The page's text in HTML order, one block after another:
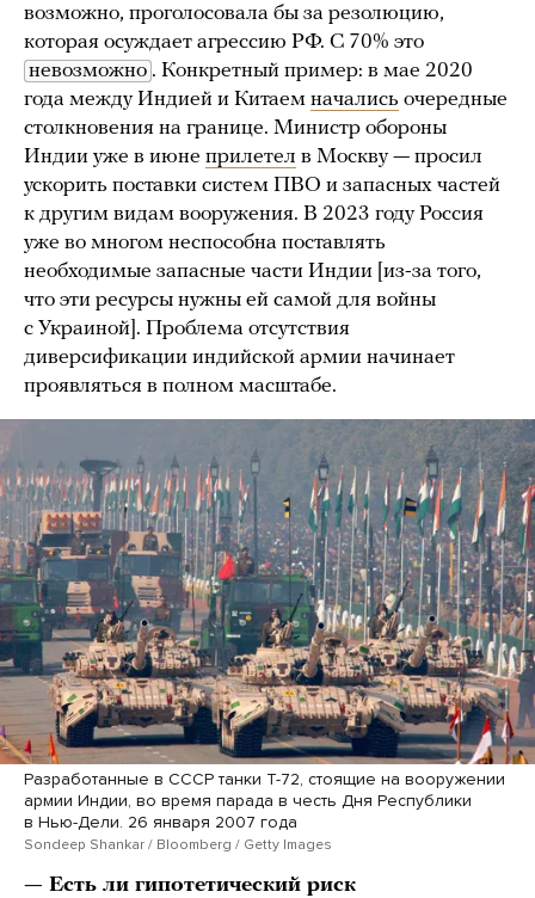
возможно, проголосовала бы за резолюцию,
которая осуждает агрессию РФ. С 70% это
невозможно . Конкретный пример: в мае 2020
года между Индией и Китаем начались очередные
столкновения на границе. Министр обороны
Индии уже в июне прилетел в Москву — просил
ускорить поставки систем ПВО и запасных частей
к другим видам вооружения. В 2023 году Россия
уже во многом неспособна поставлять
необходимые запасные части Индии [из-за того,
что эти ресурсы нужны ей самой для войны
с Украиной]. Проблема отсутствия
диверсификации индийской армии начинает
проявляться в полном масштабе.
Разработанные в СССР танки Т-72, стоящие на вооружении
армии Индии, во время парада в честь Дня Республики
в Нью-Дели. 26 января 2007 года
Sondeep Shankar / Bloomberg / Getty Images
— Есть ли гипотетический риск